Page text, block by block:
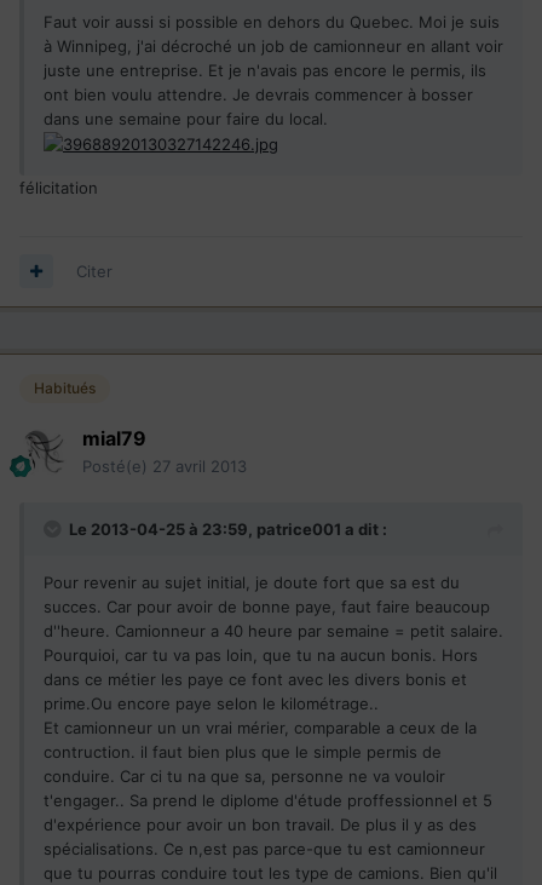
Faut voir aussi si possible en dehors du Quebec. Moi je suis
à Winnipeg, j'ai décroché un job de camionneur en allant voir
juste une entreprise. Et je n'avais pas encore le permis, ils
ont bien voulu attendre. Je devrais commencer à bosser
dans une semaine pour faire du local.
félicitation
Citer
Habitués
mial79
Posté(e) 27 avril 2013
Le 2013-04-25 à 23:59, patrice001 a dit :
Pour revenir au sujet initial, je doute fort que sa est du
succes. Car pour avoir de bonne paye, faut faire beaucoup
d''heure. Camionneur a 40 heure par semaine = petit salaire.
Pourquioi, car tu va pas loin, que tu na aucun bonis. Hors
dans ce métier les paye ce font avec les divers bonis et
prime.Ou encore paye selon le kilométrage..
Et camionneur un un vrai mérier, comparable a ceux de la
contruction. il faut bien plus que le simple permis de
conduire. Car ci tu na que sa, personne ne va vouloir
t'engager.. Sa prend le diplome d'étude proffessionnel et 5
d'expérience pour avoir un bon travail. De plus il y as des
spécialisations. Ce n,est pas parce-que tu est camionneur
que tu pourras conduire tout les type de camions. Bien qu'il